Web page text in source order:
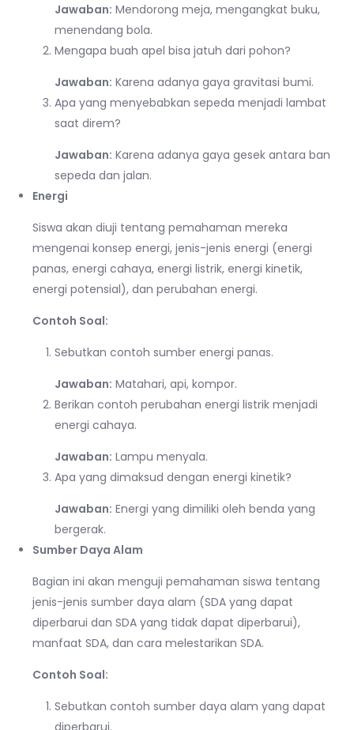
Jawaban: Mendorong meja, mengangkat buku,
menendang bola.
Mengapa buah apel bisa jatuh dari pohon?
Jawaban: Karena adanya gaya gravitasi bumi.
Apa yang menyebabkan sepeda menjadi lambat
saat direm?
Jawaban: Karena adanya gaya gesek antara ban
sepeda dan jalan.
Energi
Siswa akan diuji tentang pemahaman mereka
mengenai konsep energi, jenis-jenis energi (energi
panas, energi cahaya, energi listrik, energi kinetik,
energi potensial), dan perubahan energi.
Contoh Soal:
Sebutkan contoh sumber energi panas.
Jawaban: Matahari, api, kompor.
Berikan contoh perubahan energi listrik menjadi
energi cahaya.
Jawaban: Lampu menyala.
Apa yang dimaksud dengan energi kinetik?
Jawaban: Energi yang dimiliki oleh benda yang
bergerak.
Sumber Daya Alam
Bagian ini akan menguji pemahaman siswa tentang
jenis-jenis sumber daya alam (SDA yang dapat
diperbarui dan SDA yang tidak dapat diperbarui),
manfaat SDA, dan cara melestarikan SDA.
Contoh Soal:
Sebutkan contoh sumber daya alam yang dapat
diperbarui.